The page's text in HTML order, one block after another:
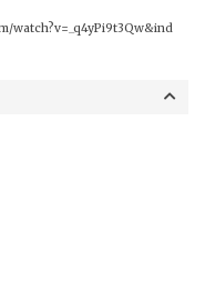
watch?v=_q4yPi9t3Qw&ind